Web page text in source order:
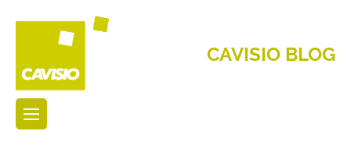
CAVISIO BLOG